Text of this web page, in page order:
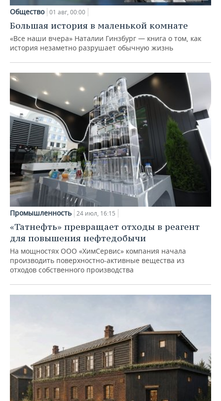
Общество 01 авг, 00:00
Большая история в маленькой комнате
«Все наши вчера» Наталии Гинзбург — книга о том, как
история незаметно разрушает обычную жизнь
Промышленность 24 июл, 16:15
«Татнефть» превращает отходы в реагент
для повышения нефтедобычи
На мощностях ООО «ХимСервис» компания начала
производить поверхностно-активные вещества из
отходов собственного производства